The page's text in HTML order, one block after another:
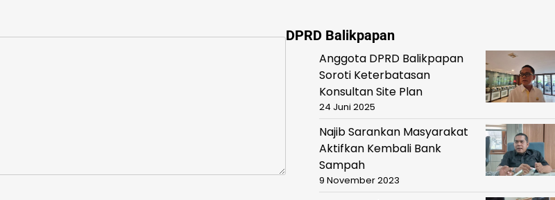
DPRD Balikpapan
Anggota DPRD Balikpapan
Soroti Keterbatasan
Konsultan Site Plan
24 Juni 2025
Najib Sarankan Masyarakat
Aktifkan Kembali Bank
Sampah
9 November 2023